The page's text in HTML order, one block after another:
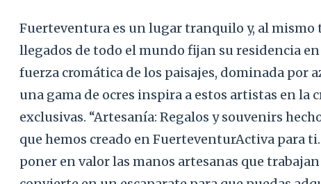
Fuerteventura es un lugar tranquilo y, al mismo
llegados de todo el mundo fijan su residencia
fuerza cromática de los paisajes, dominada por
una gama de ocres inspira a estos artistas en la
exclusivas. “Artesanía: Regalos y souvenirs
que hemos creado en FuerteventurActiva para
poner en valor las manos artesanas que